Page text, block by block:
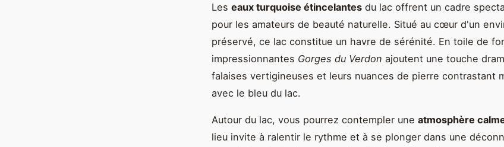
Les eaux turquoise étincelantes du lac offrent un cadre
pour les amateurs de beauté naturelle. Situé au cœur d'un
préservé, ce lac constitue un havre de sérénité. En toile de
impressionnantes Gorges du Verdon ajoutent une touche
falaises vertigineuses et leurs nuances de pierre contrastant
avec le bleu du lac.
Autour du lac, vous pourrez contempler une atmosphère
lieu invite à ralentir le rythme et à se plonger dans une